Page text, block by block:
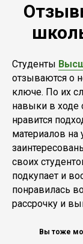
Студенты
отзываются о
ключе. По их
навыки в ходе
нравится
материалов на
своих
подкупает и
понравилась
рассрочку и
Вы тоже